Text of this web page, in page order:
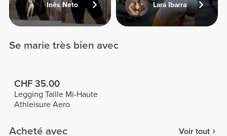
Inês Neto Lara Ibarra
Se marie très bien avec
CHF 35.00
Legging Taille Mi-Haute
Athleisure Aero
Acheté avec Voir tout